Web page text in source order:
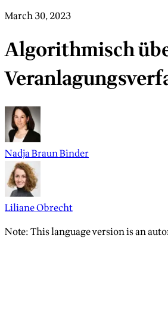
March 30, 2023
Algorithmisch
Nadja Braun Binder
Liliane Obrecht
Note: This language version is an